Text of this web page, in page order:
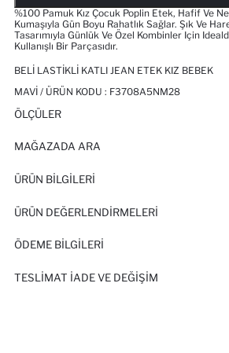
%100 Pamuk Kız Çocuk Poplin Etek, Hafif Ve
Kumaşıyla Gün Boyu Rahatlık Sağlar. Şık Ve
Tasarımıyla Günlük Ve Özel Kombinler Için
Kullanışlı Bir Parçasıdır.
BELI LASTIKLI KATLI JEAN ETEK KIZ BEBEK
MAVI / ÜRÜN KODU : F3708A5NM28
ÖLÇÜLER
MAĞAZADA ARA
ÜRÜN BILGILERI
ÜRÜN DEĞERLENDİRMELERİ
ÖDEME BİLGİLERİ
TESLIMAT İADE VE DEĞIŞIM